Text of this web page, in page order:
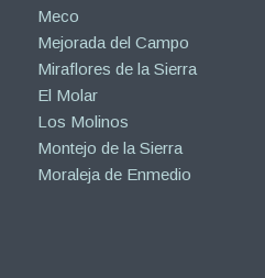
Meco
Mejorada del Campo
Miraflores de la Sierra
El Molar
Los Molinos
Montejo de la Sierra
Moraleja de Enmedio